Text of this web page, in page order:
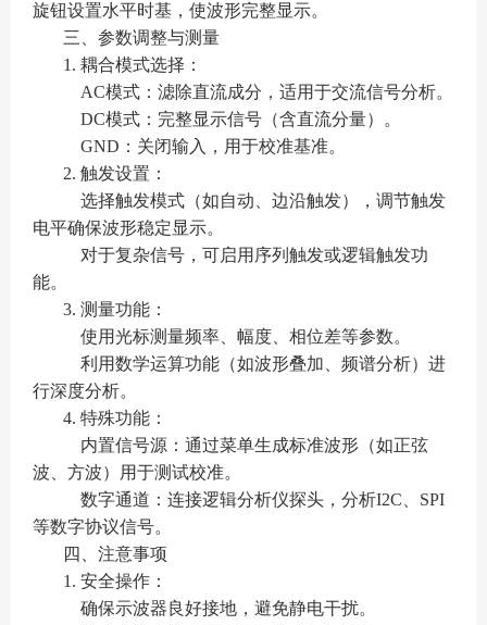
旋钮设置水平时基，使波形完整显示。
三、参数调整与测量
1. 耦合模式选择：
AC模式：滤除直流成分，适用于交流信号分析。
DC模式：完整显示信号（含直流分量）。
GND：关闭输入，用于校准基准。
2. 触发设置：
选择触发模式（如自动、边沿触发），调节触发
电平确保波形稳定显示。
对于复杂信号，可启用序列触发或逻辑触发功
能。
3. 测量功能：
使用光标测量频率、幅度、相位差等参数。
利用数学运算功能（如波形叠加、频谱分析）进
行深度分析。
4. 特殊功能：
内置信号源：通过菜单生成标准波形（如正弦
波、方波）用于测试校准。
数字通道：连接逻辑分析仪探头，分析I2C、SPI
等数字协议信号。
四、注意事项
1. 安全操作：
确保示波器良好接地，避免静电干扰。